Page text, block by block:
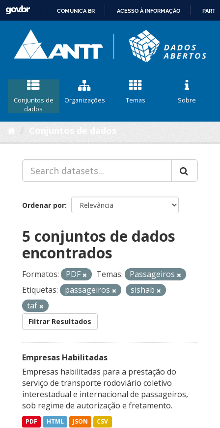
CONTEÚDO
COMUNICA BR ACESSO À INFORMAÇÃO
Conjuntos de
dados
Organizações Temas Sobre
Ordenar por
5 conjuntos de dados
encontrados
Formatos: PDF Temas:
Passageiros
Etiquetas:
passageiros
sishab
taf
Filtrar Resultados
Empresas Habilitadas
Empresas habilitadas para a prestação do
serviço de transporte rodoviário coletivo
interestadual e internacional de passageiros,
sob regime de autorização e fretamento.
PDF HTML JSON CSV